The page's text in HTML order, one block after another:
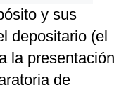
y sus
depositario (el
la presentación
de